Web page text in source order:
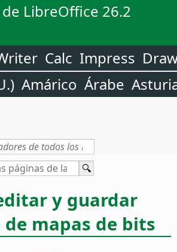
LibreOffice 26.2
Calc Impress
Amárico Árabe
y guardar
mapas de bits